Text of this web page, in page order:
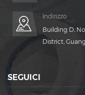
Indirizzo
Building D,
District,
SEGUICI